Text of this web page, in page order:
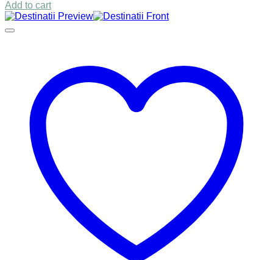
Add to cart